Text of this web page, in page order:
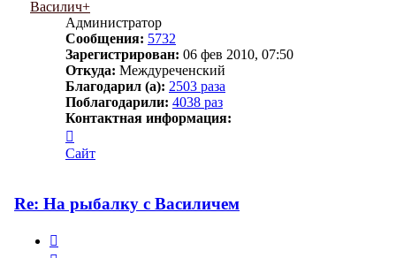
Василич+
Администратор
Сообщения: 5732
Зарегистрирован: 06 фев 2010, 07:50
Откуда: Междуреченский
Благодарил (а): 2503 раза
Поблагодарили: 4038 раз
Контактная информация:
информация
пользователя
Сайт
Re: На рыбалку с Василичем